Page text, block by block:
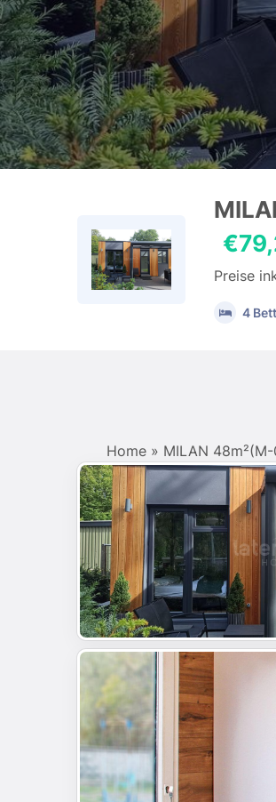
Preise
4
Home » MILAN